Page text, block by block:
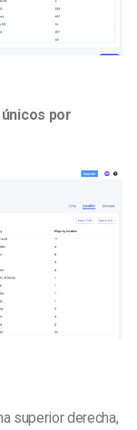
por
superior derecha,